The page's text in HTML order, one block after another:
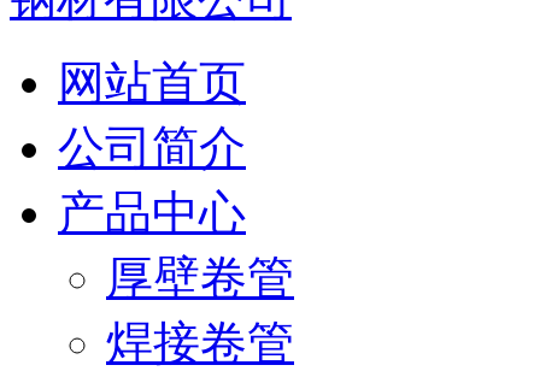
网站首页
公司简介
产品中心
厚壁卷管
焊接卷管